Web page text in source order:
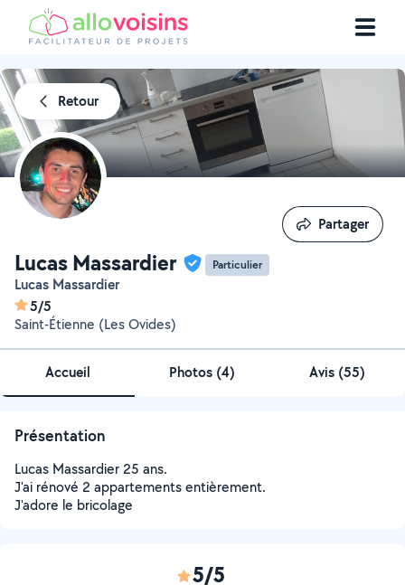
Retour
Lucas Massardier Particulier
Lucas Massardier
5/5
Saint-Étienne (Les Ovides)
Partager
Partager
Accueil Photos (4) Avis (55)
Présentation
Lucas Massardier 25 ans.
J'ai rénové 2 appartements entièrement.
J'adore le bricolage
5/5